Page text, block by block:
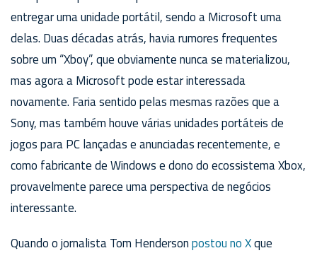
entregar uma unidade portátil, sendo a Microsoft uma
delas. Duas décadas atrás, havia rumores frequentes
sobre um “Xboy”, que obviamente nunca se materializou,
mas agora a Microsoft pode estar interessada
novamente. Faria sentido pelas mesmas razões que a
Sony, mas também houve várias unidades portáteis de
jogos para PC lançadas e anunciadas recentemente, e
como fabricante de Windows e dono do ecossistema Xbox,
provavelmente parece uma perspectiva de negócios
interessante.
Quando o jornalista Tom Hendersonpostou no Xque